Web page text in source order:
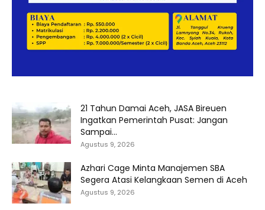
21 Tahun Damai Aceh, JASA Bireuen
Ingatkan Pemerintah Pusat: Jangan
Sampai...
Agustus 9, 2026
Azhari Cage Minta Manajemen SBA
Segera Atasi Kelangkaan Semen di Aceh
Agustus 9, 2026